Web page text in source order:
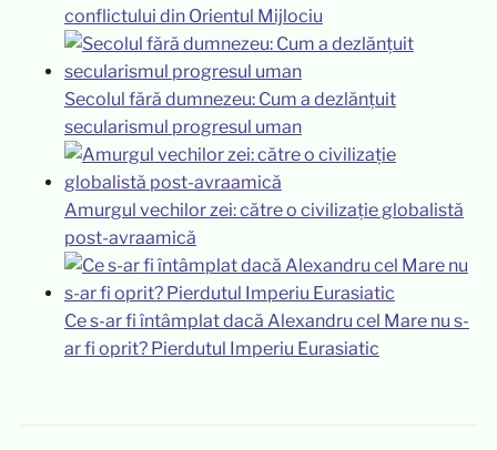
conflictului din Orientul Mijlociu
Secolul fără dumnezeu: Cum a dezlănțuit
secularismul progresul uman
Amurgul vechilor zei: către o civilizație globalistă
post-avraamică
Ce s-ar fi întâmplat dacă Alexandru cel Mare nu s-
ar fi oprit? Pierdutul Imperiu Eurasiatic